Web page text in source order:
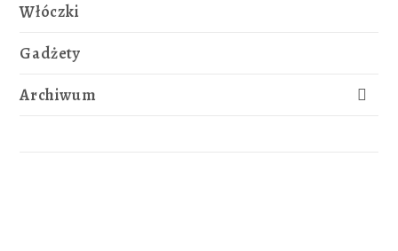
Włóczki
Gadżety
Archiwum